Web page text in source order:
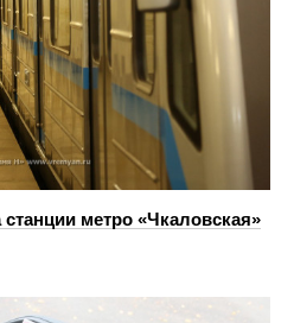
метро «Чкаловская»